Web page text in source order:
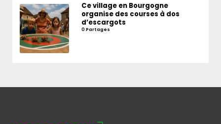
Ce village en Bourgogne
organise des courses à dos
d’escargots
0 Partages